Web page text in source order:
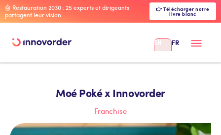
🤖 Restauration 2030 : 25 experts et dirigeants
partagent leur vision.
👉 Télécharger notre
livre blanc
EN FR
Moé Poké x Innovorder
Franchise